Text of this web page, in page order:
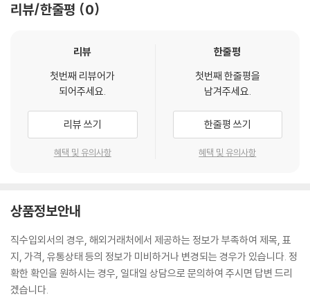
리뷰/한줄평 0
리뷰
첫번째 리뷰어가
되어주세요.
리뷰 쓰기
혜택 및 유의사항
한줄평
첫번째 한줄평을
남겨주세요.
한줄평 쓰기
혜택 및 유의사항
상품정보안내
직수입외서의 경우, 해외거래처에서 제공하는 정보가 부족하여 제목, 표
지, 가격, 유통상태 등의 정보가 미비하거나 변경되는 경우가 있습니다. 정
확한 확인을 원하시는 경우, 일대일 상담으로 문의하여 주시면 답변 드리
겠습니다.